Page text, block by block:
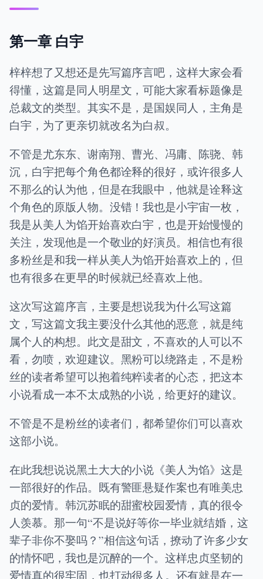
第一章 白宇
梓梓想了又想还是先写篇序言吧，这样大家会看
得懂，这篇是同人明星文，可能大家看标题像是
总裁文的类型。其实不是，是国娱同人，主角是
白宇，为了更亲切就改名为白叔。
不管是尤东东、谢南翔、曹光、冯庸、陈骁、韩
沉，白宇把每个角色都诠释的很好，或许很多人
不那么的认为他，但是在我眼中，他就是诠释这
个角色的原版人物。没错！我也是小宇宙一枚，
我是从美人为馅开始喜欢白宇，也是开始慢慢的
关注，发现他是一个敬业的好演员。相信也有很
多粉丝是和我一样从美人为馅开始喜欢上的，但
也有很多在更早的时候就已经喜欢上他。
这次写这篇序言，主要是想说我为什么写这篇
文，写这篇文我主要没什么其他的恶意，就是纯
属个人的构想。此文是甜文，不喜欢的人可以不
看，勿喷，欢迎建议。黑粉可以绕路走，不是粉
丝的读者希望可以抱着纯粹读者的心态，把这本
小说看成一本不太成熟的小说，给更好的建议。
不管是不是粉丝的读者们，都希望你们可以喜欢
这部小说。
在此我想说说黑土大大的小说《美人为馅》这是
一部很好的作品。既有警匪悬疑作案也有唯美忠
贞的爱情。韩沉苏眠的甜蜜校园爱情，真的很令
人羡慕。那一句“不是说好等你一毕业就结婚，这
辈子非你不娶吗？”相信这句话，撩动了许多少女
的情怀吧，我也是沉醉的一个。这样忠贞坚韧的
爱情真的很牢固，也打动很多人。还有就是在一